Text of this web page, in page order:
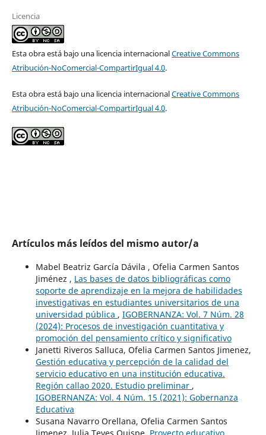
Licencia
Esta obra está bajo una licencia internacionalCreative Commons
Atribución-NoComercial-CompartirIgual 4.0.
Esta obra está bajo una licencia internacionalCreative Commons
Atribución-NoComercial-CompartirIgual 4.0.
Artículos más leídos del mismo autor/a
Mabel Beatriz García Dávila , Ofelia Carmen Santos
Jiménez , Las bases de datos bibliográficas como
soporte de aprendizaje en la mejora de habilidades
investigativas en estudiantes universitarios de una
universidad pública , IGOBERNANZA: Vol. 7 Núm. 28
(2024): Procesos de investigación cuantitativa y
promoción del pensamiento crítico y significativo
Janetti Riveros Salluca, Ofelia Carmen Santos Jimenez,
Gestión educativa y percepción de la calidad del
servicio educativo en una institución educativa.
Región callao 2020. Estudio preliminar ,
IGOBERNANZA: Vol. 4 Núm. 15 (2021): Gobernanza
Educativa
Susana Navarro Orellana, Ofelia Carmen Santos